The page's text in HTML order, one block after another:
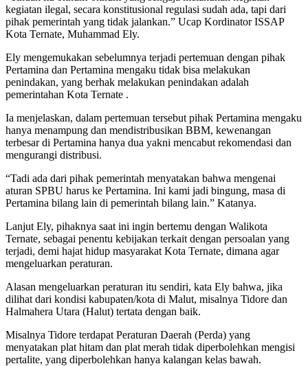
kegiatan ilegal, secara konstitusional regulasi sudah ada, tapi dari
pihak pemerintah yang tidak jalankan.” Ucap Kordinator ISSAP
Kota Ternate, Muhammad Ely.
Ely mengemukakan sebelumnya terjadi pertemuan dengan pihak
Pertamina dan Pertamina mengaku tidak bisa melakukan
penindakan, yang berhak melakukan penindakan adalah
pemerintahan Kota Ternate .
Ia menjelaskan, dalam pertemuan tersebut pihak Pertamina mengaku
hanya menampung dan mendistribusikan BBM, kewenangan
terbesar di Pertamina hanya dua yakni mencabut rekomendasi dan
mengurangi distribusi.
“Tadi ada dari pihak pemerintah menyatakan bahwa mengenai
aturan SPBU harus ke Pertamina. Ini kami jadi bingung, masa di
Pertamina bilang lain di pemerintah bilang lain.” Katanya.
Lanjut Ely, pihaknya saat ini ingin bertemu dengan Walikota
Ternate, sebagai penentu kebijakan terkait dengan persoalan yang
terjadi, demi hajat hidup masyarakat Kota Ternate, dimana agar
mengeluarkan peraturan.
Alasan mengeluarkan peraturan itu sendiri, kata Ely bahwa, jika
dilihat dari kondisi kabupaten/kota di Malut, misalnya Tidore dan
Halmahera Utara (Halut) tertata dengan baik.
Misalnya Tidore terdapat Peraturan Daerah (Perda) yang
menyatakan plat hitam dan plat merah tidak diperbolehkan mengisi
pertalite, yang diperbolehkan hanya kalangan kelas bawah.